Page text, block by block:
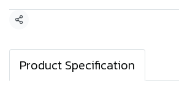
Share
Product Specification